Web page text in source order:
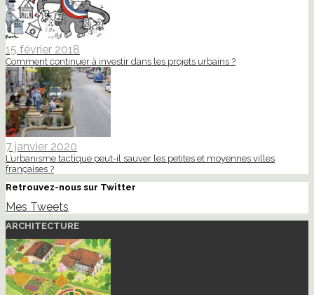
15 février 2018
Comment continuer à investir dans les projets urbains ?
7 janvier 2020
L’urbanisme tactique peut-il sauver les petites et moyennes villes
françaises ?
Retrouvez-nous sur Twitter
Mes Tweets
ARCHITECTURE